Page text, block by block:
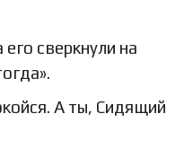
сверкнули на
А ты, Сидящий